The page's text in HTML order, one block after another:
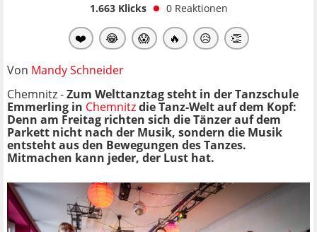
1.663Klicks 0 Reaktionen
❤️ 😂 😱 🔥 😥 👏
Von Mandy Schneider
Chemnitz -Zum Welttanztag steht in der Tanzschule
Emmerling in Chemnitzdie Tanz-Welt auf dem Kopf:
Denn am Freitag richten sich die Tänzer auf dem
Parkett nicht nach der Musik, sondern die Musik
entsteht aus den Bewegungen des Tanzes.
Mitmachen kann jeder, der Lust hat.